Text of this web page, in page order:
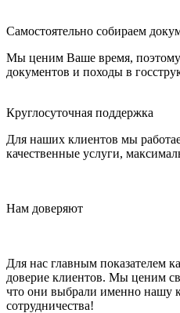
Самостоятельно собираем
Мы ценим Ваше время, поэтому
документов и походы в
Круглосуточная поддержка
Для наших клиентов мы
качественные услуги,
Нам доверяют
Для нас главным показателем
доверие клиентов. Мы ценим
что они выбрали именно нашу
сотрудничества!